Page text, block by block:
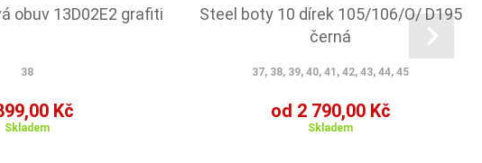
obuv 13D02E2 grafiti
38
Kč
Skladem
Steel boty 10 dírek 105/106/O/ D195
černá
37, 38, 39, 40, 41, 42, 43, 44, 45
od 2 790,00 Kč
Skladem